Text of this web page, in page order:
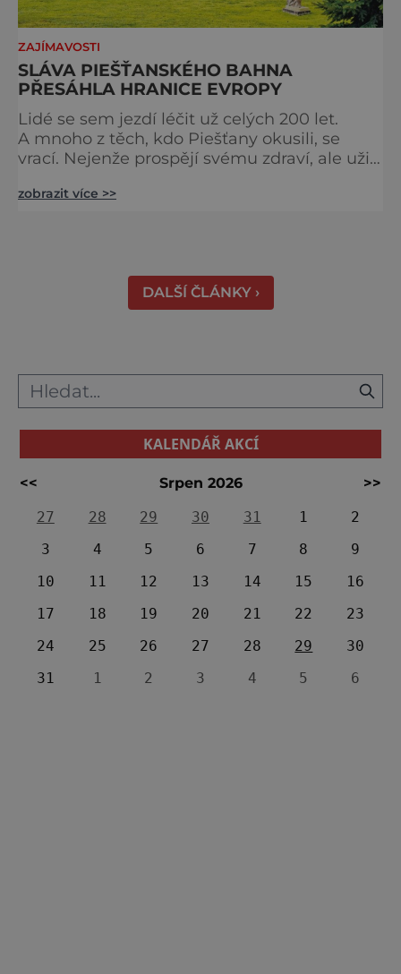
ZAJÍMAVOSTI
SLÁVA PIEŠŤANSKÉHO BAHNA
PŘESÁHLA HRANICE EVROPY
Lidé se sem jezdí léčit už celých 200 let.
A mnoho z těch, kdo Piešťany okusili, se
vrací. Nejenže prospějí svému zdraví, ale užijí
řekne slovenské lázně, Piešťany bývají první
zobrazit více >>
DALŠÍ ČLÁNKY ›
KALENDÁŘ AKCÍ
<< Srpen 2026
>>
27
28 29 30 31 1
2
3
4 5 6 7 8
9
10
11 12 13 14 15
16
17
18 19 20 21 22
23
24
25 26 27 28 29
30
31
1 2 3 4 5 6